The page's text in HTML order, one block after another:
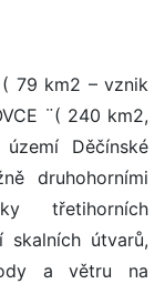
( 79 km2 – vznik
¨( 240 km2,
Děčínské
druhohorními
třetihorních
skalních útvarů,
a větru na